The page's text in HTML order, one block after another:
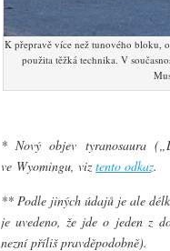
K přepravě více než tunového bloku,
použita těžká technika. V
* Nový objev tyranosaura
ve Wyomingu, viz tento odkaz.
** Podle jiných údajů je ale
je uvedeno, že jde o jeden z
nezní příliš pravděpodobně).